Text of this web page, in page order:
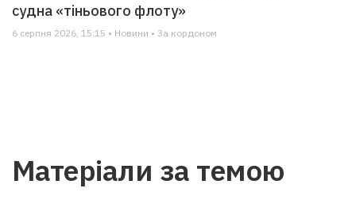
судна «тіньового флоту»
6 серпня 2026, 15:15 • Новини • За кордоном
Матеріали за темою